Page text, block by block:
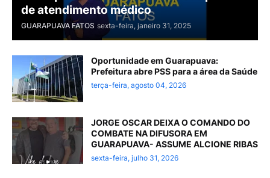
de atendimento médico
GUARAPUAVA FATOS sexta-feira, janeiro 31, 2025
Oportunidade em Guarapuava:
Prefeitura abre PSS para a área da Saúde
terça-feira, agosto 04, 2026
JORGE OSCAR DEIXA O COMANDO DO
COMBATE NA DIFUSORA EM
GUARAPUAVA- ASSUME ALCIONE RIBAS
sexta-feira, julho 31, 2026